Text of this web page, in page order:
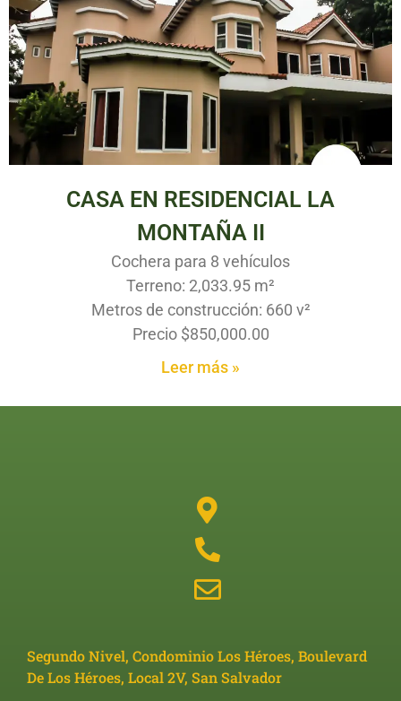
CASA EN RESIDENCIAL LA
MONTAÑA II
Cochera para 8 vehículos
Terreno: 2,033.95 m²
Metros de construcción: 660 v²
Precio $850,000.00
Leer más »
Segundo Nivel, Condominio Los Héroes, Boulevard
De Los Héroes, Local 2V, San Salvador